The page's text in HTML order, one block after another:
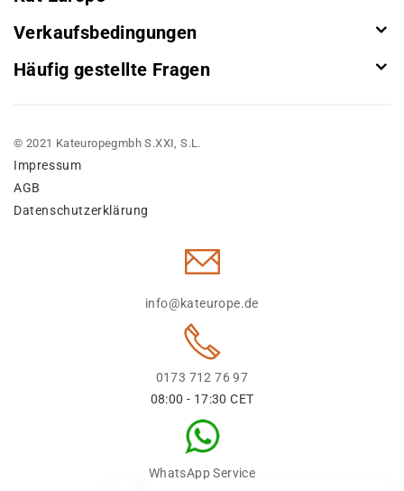
Verkaufsbedingungen
Häufig gestellte Fragen
© 2021 Kateuropegmbh S.XXI, S.L.
Impressum
AGB
Datenschutzerklärung
info@kateurope.de
0173 712 76 97
08:00 - 17:30 CET
WhatsApp Service